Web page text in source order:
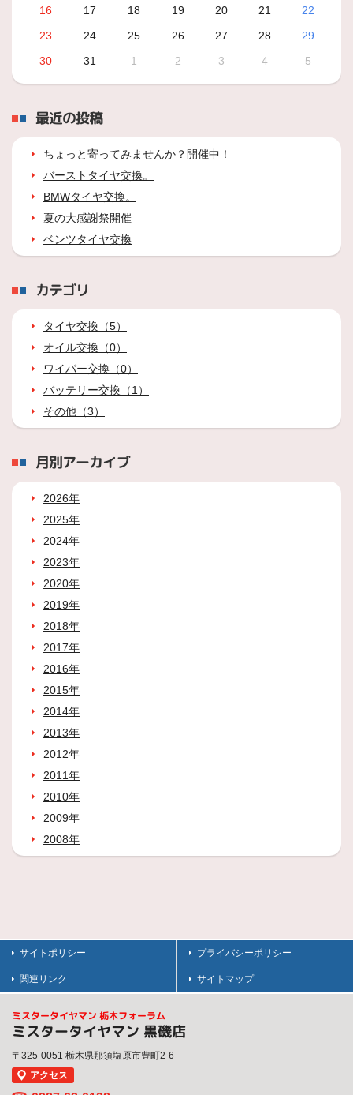
16
17 18 19 20 21
22
23
24 25 26 27 28
29
30
31 1 2 3 4 5
最近の投稿
ちょっと寄ってみませんか？開催中！
バーストタイヤ交換。
BMWタイヤ交換。
夏の大感謝祭開催
ベンツタイヤ交換
カテゴリ
タイヤ交換（5）
オイル交換（0）
ワイパー交換（0）
バッテリー交換（1）
その他（3）
月別アーカイブ
2026年
2025年
2024年
2023年
2020年
2019年
2018年
2017年
2016年
2015年
2014年
2013年
2012年
2011年
2010年
2009年
2008年
サイトポリシー プライバシーポリシー
関連リンク サイトマップ
ミスタータイヤマン 栃木フォーラム
ミスタータイヤマン 黒磯店
〒325-0051 栃木県那須塩原市豊町2-6
アクセス